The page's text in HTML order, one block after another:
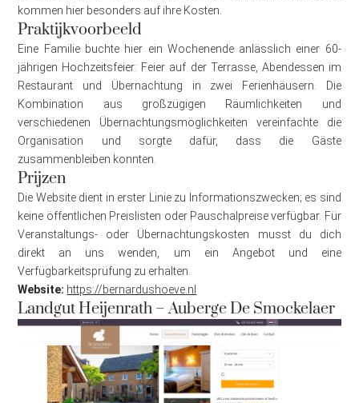
kommen hier besonders auf ihre Kosten.
Praktijkvoorbeeld
Eine Familie buchte hier ein Wochenende anlässlich einer 60-
jährigen Hochzeitsfeier: Feier auf der Terrasse, Abendessen im
Restaurant und Übernachtung in zwei Ferienhäusern. Die
Kombination aus großzügigen Räumlichkeiten und
verschiedenen Übernachtungsmöglichkeiten vereinfachte die
Organisation und sorgte dafür, dass die Gäste
zusammenbleiben konnten.
Prijzen
Die Website dient in erster Linie zu Informationszwecken; es sind
keine öffentlichen Preislisten oder Pauschalpreise verfügbar. Für
Veranstaltungs- oder Übernachtungskosten musst du dich
direkt an uns wenden, um ein Angebot und eine
Verfügbarkeitsprüfung zu erhalten.
Website: https://bernardushoeve.nl
Landgut Heijenrath – Auberge De Smockelaer